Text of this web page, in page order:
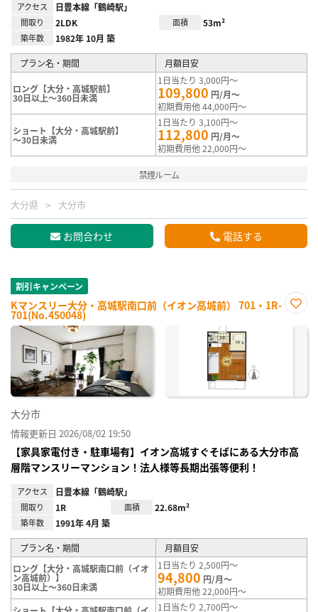
アクセス 日豊本線「鶴崎駅」
間取り 2LDK 面積 53m²
築年数 1982年 10月 築
プラン名・期間 月額目安
ロング【大分・高城駅前】
30日以上～360日未満
1日当たり 3,000円～
109,800 円/月～
初期費用他 44,000円～
ショート【大分・高城駅前】
～30日未満
1日当たり 3,100円～
112,800 円/月～
初期費用他 22,000円～
禁煙ルーム
大分県 大分市
お問合わせ 電話する
割引キャンペーン
Kマンスリー大分・高城駅南口前（イオン高城前） 701・1R-
701(No.450048)
に入
大分市
情報更新日 2026/08/02 19:50
【家具家電付き・駐車場有】イオン高城すぐそばにある大分市高
層階マンスリーマンション！法人様等長期出張等便利！
アクセス 日豊本線「鶴崎駅」
間取り 1R 面積 22.68m²
築年数 1991年 4月 築
プラン名・期間
月額目安
ロング【大分・高城駅南口前（イオ
ン高城前）】
30日以上～360日未満
1日当たり 2,500円～
94,800 円/月～
初期費用他 22,000円～
1日当たり 2,700円～